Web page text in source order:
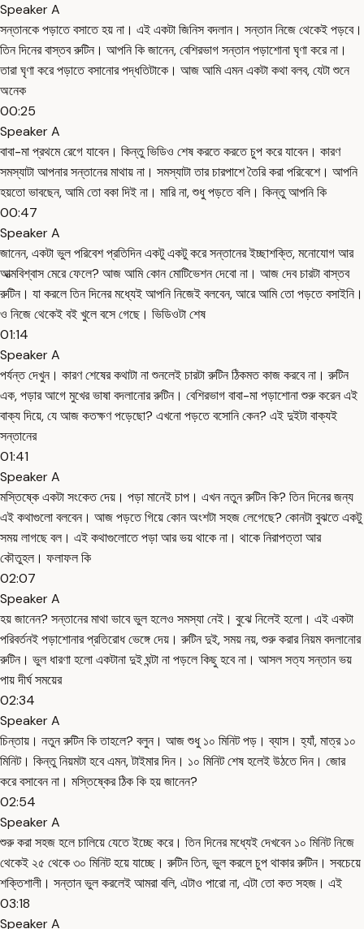
Speaker A
সন্তানকে পড়াতে বসাতে হয় না। এই একটা জিনিস বদলান। সন্তান নিজে থেকেই পড়বে।
তিন দিনের বাস্তব রুটিন। আপনি কি জানেন, বেশিরভাগ সন্তান পড়াশোনা ঘৃণা করে না।
তারা ঘৃণা করে পড়াতে বসানোর পদ্ধতিটাকে। আজ আমি এমন একটা কথা বলব, যেটা শুনে
অনেক
00:25
Speaker A
বাবা-মা প্রথমে রেগে যাবেন। কিন্তু ভিডিও শেষ করতে করতে চুপ করে যাবেন। কারণ
সমস্যাটা আপনার সন্তানের মাথায় না। সমস্যাটা তার চারপাশে তৈরি করা পরিবেশে। আপনি
হয়তো ভাবছেন, আমি তো বকা দিই না। মারি না, শুধু পড়তে বলি। কিন্তু আপনি কি
00:47
Speaker A
জানেন, একটা ভুল পরিবেশ প্রতিদিন একটু একটু করে সন্তানের ইচ্ছাশক্তি, মনোযোগ আর
আত্মবিশ্বাস মেরে ফেলে? আজ আমি কোন মোটিভেশন দেবো না। আজ দেব চারটা বাস্তব
রুটিন। যা করলে তিন দিনের মধ্যেই আপনি নিজেই বলবেন, আরে আমি তো পড়তে বসাইনি।
ও নিজে থেকেই বই খুলে বসে গেছে। ভিডিওটা শেষ
01:14
Speaker A
পর্যন্ত দেখুন। কারণ শেষের কথাটা না শুনলেই চারটা রুটিন ঠিকমত কাজ করবে না। রুটিন
এক, পড়ার আগে মুখের ভাষা বদলানোর রুটিন। বেশিরভাগ বাবা-মা পড়াশোনা শুরু করেন এই
বাক্য দিয়ে, যে আজ কতক্ষণ পড়েছো? এখনো পড়তে বসোনি কেন? এই দুইটা বাক্যই
সন্তানের
01:41
Speaker A
মস্তিষ্কে একটা সংকেত দেয়। পড়া মানেই চাপ। এখন নতুন রুটিন কি? তিন দিনের জন্য
এই কথাগুলো বলবেন। আজ পড়তে গিয়ে কোন অংশটা সহজ লেগেছে? কোনটা বুঝতে একটু
সময় লাগছে বল। এই কথাগুলোতে পড়া আর ভয় থাকে না। থাকে নিরাপত্তা আর
কৌতুহল। ফলাফল কি
02:07
Speaker A
হয় জানেন? সন্তানের মাথা ভাবে ভুল হলেও সমস্যা নেই। বুঝে নিলেই হলো। এই একটা
পরিবর্তনই পড়াশোনার প্রতিরোধ ভেঙ্গে দেয়। রুটিন দুই, সময় নয়, শুরু করার নিয়ম বদলানোর
রুটিন। ভুল ধারণা হলো একটানা দুই ঘন্টা না পড়লে কিছু হবে না। আসল সত্য সন্তান ভয়
পায় দীর্ঘ সময়ের
02:34
Speaker A
চিন্তায়। নতুন রুটিন কি তাহলে? বলুন। আজ শুধু ১০ মিনিট পড়। ব্যাস। হ্যাঁ, মাত্র ১০
মিনিট। কিন্তু নিয়মটা হবে এমন, টাইমার দিন। ১০ মিনিট শেষ হলেই উঠতে দিন। জোর
করে বসাবেন না। মস্তিষ্কের ঠিক কি হয় জানেন?
02:54
Speaker A
শুরু করা সহজ হলে চালিয়ে যেতে ইচ্ছে করে। তিন দিনের মধ্যেই দেখবেন ১০ মিনিট নিজে
থেকেই ২৫ থেকে ৩০ মিনিট হয়ে যাচ্ছে। রুটিন তিন, ভুল করলে চুপ থাকার রুটিন। সবচেয়ে
শক্তিশালী। সন্তান ভুল করলেই আমরা বলি, এটাও পারো না, এটা তো কত সহজ। এই
03:18
Speaker A